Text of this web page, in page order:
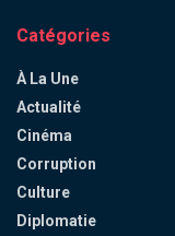
Catégories
À La Une
Actualité
Cinéma
Corruption
Culture
Diplomatie